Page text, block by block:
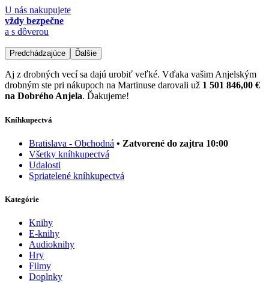
U nás nakupujete
vždy bezpečne
a s dôverou
Predchádzajúce Ďalšie
Aj z drobných vecí sa dajú urobiť veľké. Vďaka vašim Anjelským
drobným ste pri nákupoch na Martinuse darovali už 1 501 846,00 €
na Dobrého Anjela. Ďakujeme!
Kníhkupectvá
Bratislava - Obchodná • Zatvorené do zajtra 10:00
Všetky kníhkupectvá
Udalosti
Spriatelené kníhkupectvá
Kategórie
Knihy
E-knihy
Audioknihy
Hry
Filmy
Doplnky